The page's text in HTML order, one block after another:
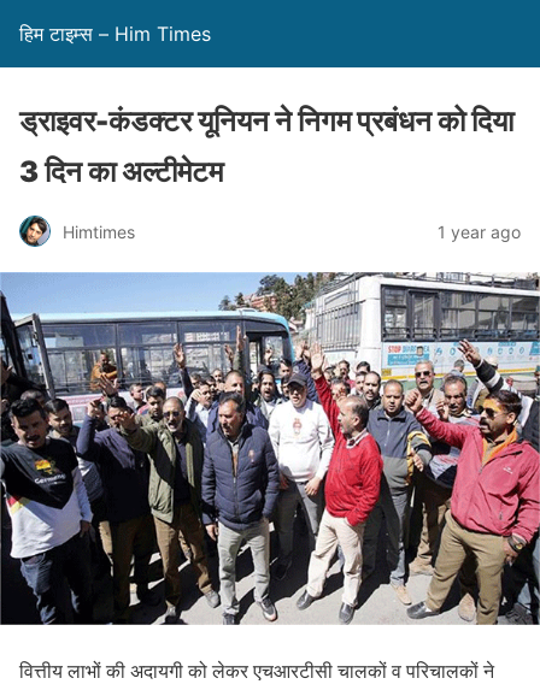
हिम टाइम्स – Him Times
ड्राइवर-कंडक्टर यूनियन ने निगम प्रबंधन को दिया
3 दिन का अल्टीमेटम
Himtimes 1 year ago
वित्तीय लाभों की अदायगी को लेकर एचआरटीसी चालकों व परिचालकों ने